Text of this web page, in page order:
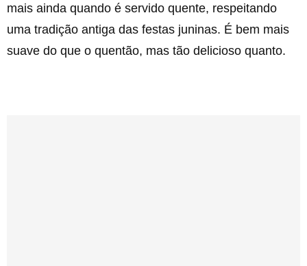
mais ainda quando é servido quente, respeitando
uma tradição antiga das festas juninas. É bem mais
suave do que o quentão, mas tão delicioso quanto.